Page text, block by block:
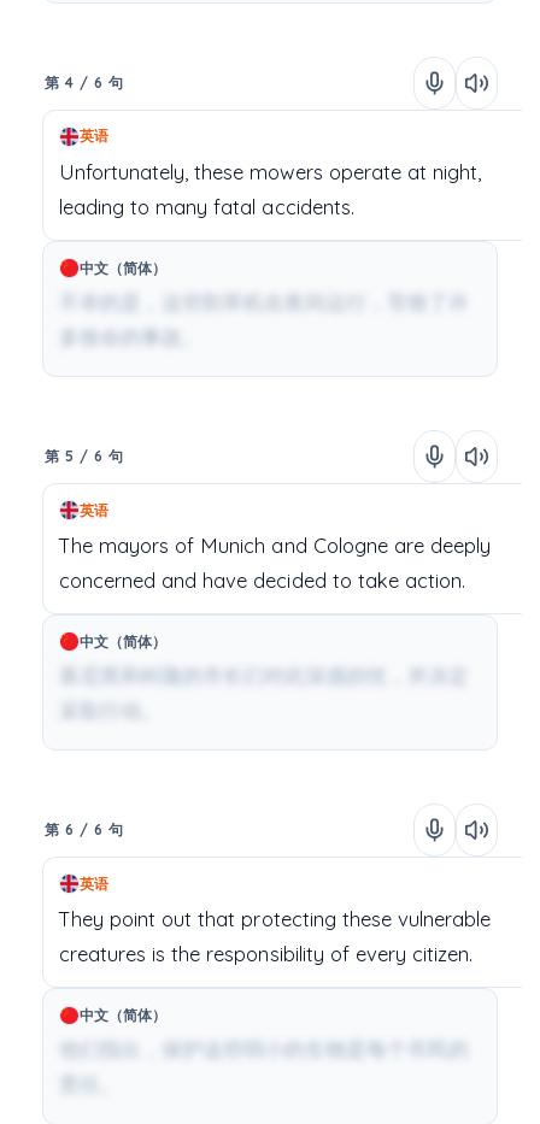
第 4 / 6 句
英语
Unfortunately, these mowers operate at night,
leading to many fatal accidents.
中文（简体）
第 5 / 6 句
英语
The mayors of Munich and Cologne are deeply
concerned and have decided to take action.
中文（简体）
第 6 / 6 句
英语
They point out that protecting these vulnerable
creatures is the responsibility of every citizen.
中文（简体）
他们指出，保护这些弱小的生物是每个市民的